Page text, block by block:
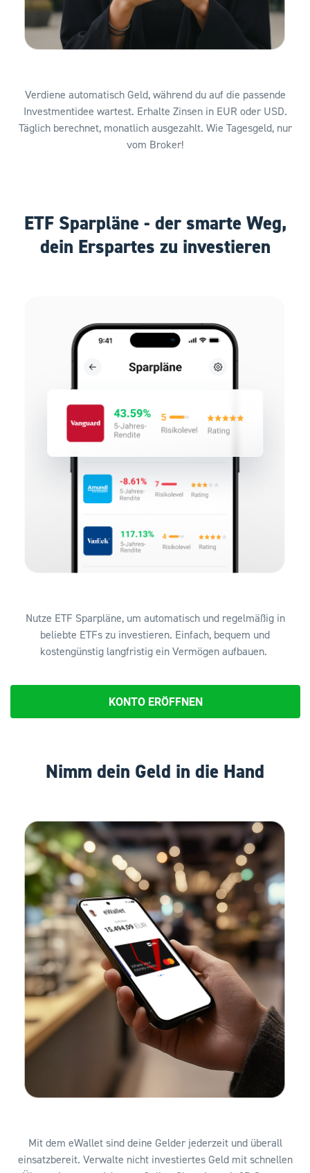
Verdiene automatisch Geld, während du auf die passende
Investmentidee wartest. Erhalte Zinsen in EUR oder USD.
Täglich berechnet, monatlich ausgezahlt. Wie Tagesgeld, nur
vom Broker!
ETF Sparpläne - der smarte Weg,
dein Erspartes zu investieren
Nutze ETF Sparpläne, um automatisch und regelmäßig in
beliebte ETFs zu investieren. Einfach, bequem und
kostengünstig langfristig ein Vermögen aufbauen.
KONTO ERÖFFNEN
Nimm dein Geld in die Hand
Mit dem eWallet sind deine Gelder jederzeit und überall
einsatzbereit. Verwalte nicht investiertes Geld mit schnellen